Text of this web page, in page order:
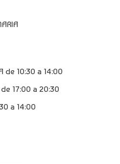
de 10:30 a 14:00
de 17:00 a 20:30
a 14:00